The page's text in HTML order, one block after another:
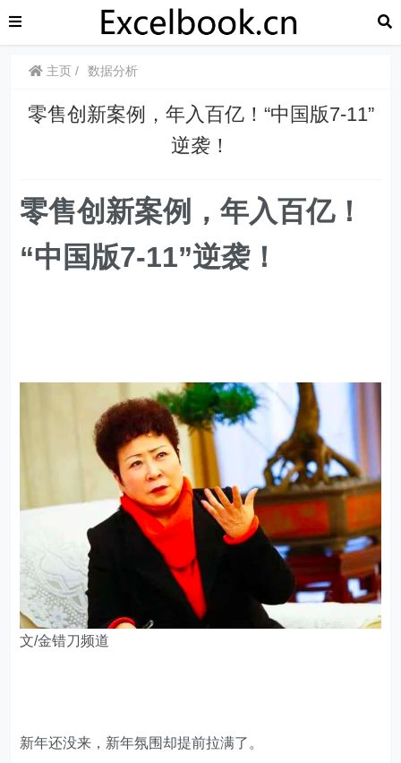
主页 数据分析
​​零售创新案例，年入百亿！“中国版7-11”
逆袭！
零售创新案例，年入百亿！
“中国版7-11”逆袭！
文/金错刀频道
新年还没来，新年氛围却提前拉满了。